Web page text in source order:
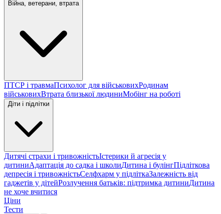
Війна, ветерани, втрата
ПТСР і травмаПсихолог для військовихРодинам
військовихВтрата близької людиниМобінг на роботі
Діти і підлітки
Дитячі страхи і тривожністьІстерики й агресія у
дитиниАдаптація до садка і школиДитина і булінгПідліткова
депресія і тривожністьСелфхарм у підліткаЗалежність від
гаджетів у дітейРозлучення батьків: підтримка дитиниДитина
не хоче вчитися
Ціни
Тести